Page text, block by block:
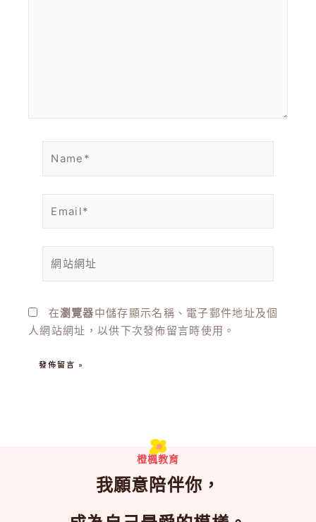
站
址
在瀏覽器中儲存顯示名稱、電子郵件地址及個
人網站網址，以供下次發佈留言時使用。
橙楓教育
我願意陪伴你，